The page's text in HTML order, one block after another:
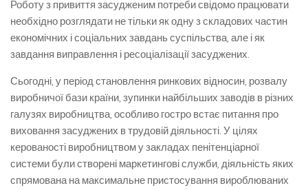
Роботу з привиття засудженим потреби свідомо працювати
необхідно розглядати не тільки як одну з складових частин
економічних і соціальних завдань суспільства, але і як
завдання виправлення і ресоціалізації засуджених.
Сьогодні, у період становлення ринкових відносин, розвалу
виробничої бази країни, зупинки найбільших заводів в різних
галузях виробництва, особливо гостро встає питання про
виховання засуджених в трудовій діяльності. У цілях
керованості виробництвом у закладах пенітенціарної
системи були створені маркетингові служби, діяльність яких
спрямована на максимальне пристосування вироблюваних